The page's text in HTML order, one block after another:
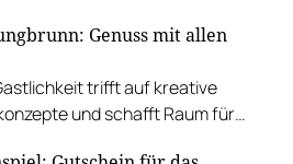
Genuss mit allen
trifft auf kreative
und schafft Raum für